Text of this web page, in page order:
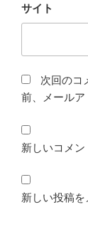
サイト
次回のコ
前、メールア
新しいコメ
新しい投稿